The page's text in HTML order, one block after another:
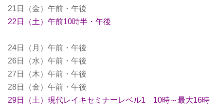
21日（金）午前・午後
22日（土）午前10時半・午後
24日（月）午前・午後
26日（水）午前・午後
27日（木）午前・午後
28日（金）午前・午後
29日（土）現代レイキセミナーレベル1 10時～最大16時